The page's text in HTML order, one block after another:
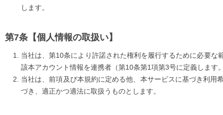
します。
【個人情報の取扱い】
当社は、第10条により許諾された権利を履行するために必要
該本アカウント情報を連携者（第10条第1項第3号に定義しま
当社は、前項及び本規約に定める他、本サービスに基づき利
づき、適正かつ適法に取扱うものとします。